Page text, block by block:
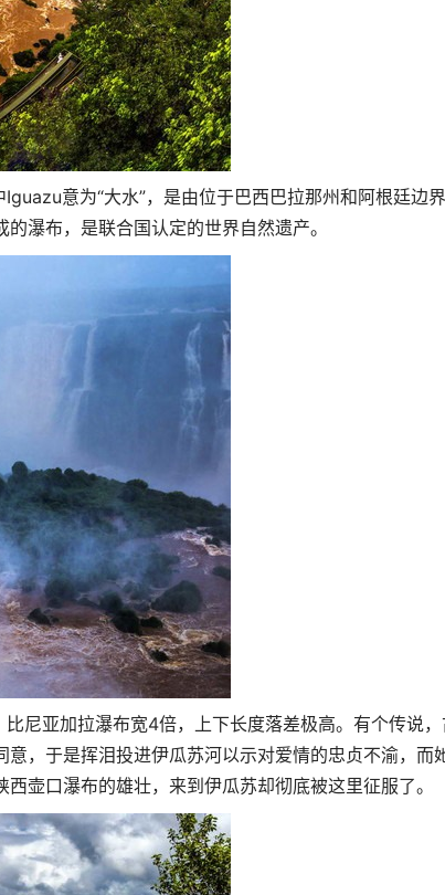
意为“大水”，是由位于巴西巴拉那州和阿根廷边
瀑布，是联合国认定的世界自然遗产。
尼亚加拉瀑布宽4倍，上下长度落差极高。有个传说
，于是挥泪投进伊瓜苏河以示对爱情的忠贞不渝，而
壶口瀑布的雄壮，来到伊瓜苏却彻底被这里征服了。